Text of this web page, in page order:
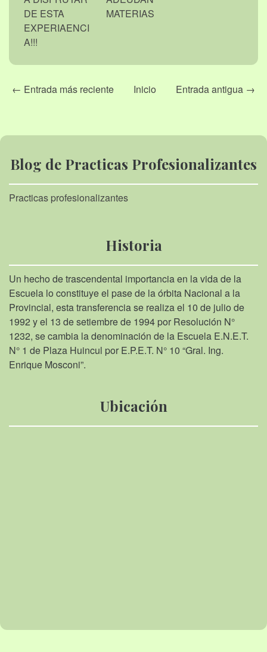
DE ESTA
EXPERIAENCI
A!!!
MATERIAS
← Entrada más reciente Entrada antigua →
Inicio
Blog de Practicas Profesionalizantes
Practicas profesionalizantes
Historia
Un hecho de trascendental importancia en la vida de la
Escuela lo constituye el pase de la órbita Nacional a la
Provincial, esta transferencia se realiza el 10 de julio de
1992 y el 13 de setiembre de 1994 por Resolución N°
1232, se cambia la denominación de la Escuela E.N.E.T.
N° 1 de Plaza Huincul por E.P.E.T. N° 10 “Gral. Ing.
Enrique Mosconi”.
Ubicación